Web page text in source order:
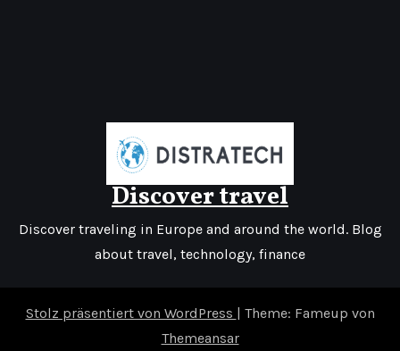
Discover travel
Discover traveling in Europe and around the world. Blog
about travel, technology, finance
Stolz präsentiert von WordPress | Theme: Fameup von
Themeansar